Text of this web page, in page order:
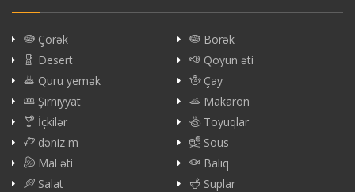
Çörək
Börək
Desert
Qoyun əti
Quru yemək
Çay
Şirniyyat
Makaron
İçkilər
Toyuqlar
dəniz m
Sous
Mal əti
Balıq
Salat
Suplar